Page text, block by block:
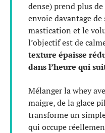
dense) prend plus
envoie davantage
mastication et le
l’objectif est de
texture épaisse
dans l’heure qui
Mélanger la whey
maigre, de la glace
transforme un
qui occupe